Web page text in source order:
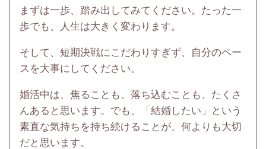
まずは一歩、踏み出してみてください。たった一
歩でも、人生は大きく変わります。
そして、短期決戦にこだわりすぎず、自分のペー
スを大事にしてください。
婚活中は、焦ることも、落ち込むことも、たくさ
んあると思います。でも、「結婚したい」という
素直な気持ちを持ち続けることが、何よりも大切
だと思います。